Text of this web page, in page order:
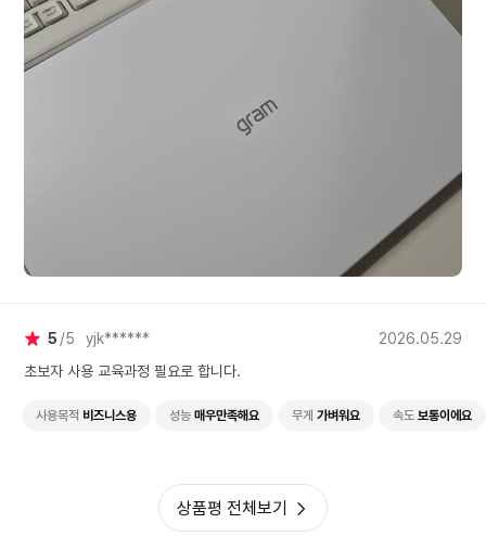
5 5 yjk******
2026.05.29
초보자 사용 교육과정 필요로 합니다.
사용목적 비즈니스용 성능 매우만족해요 무게 가벼워요 속도 보통이에요
상품평 전체보기